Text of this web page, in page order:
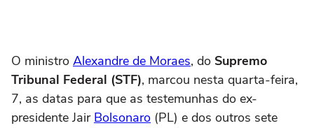
O ministro Alexandre de Moraes, do Supremo
Tribunal Federal (STF), marcou nesta quarta-feira,
7, as datas para que as testemunhas do ex-
presidente Jair Bolsonaro (PL) e dos outros sete